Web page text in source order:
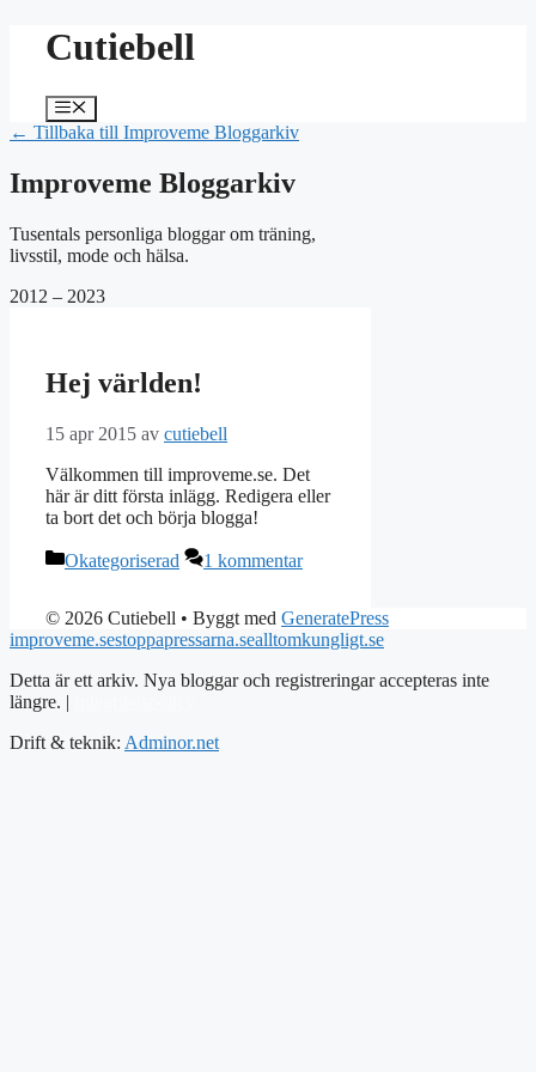
HoppaCutiebell
Meny
← Tillbaka till Improveme Bloggarkiv
Improveme Bloggarkiv
Tusentals personliga bloggar om träning,
livsstil, mode och hälsa.
2012 – 2023
Hej världen!
15 apr 2015 av cutiebell
Välkommen till improveme.se. Det
här är ditt första inlägg. Redigera eller
ta bort det och börja blogga!
Kategorier
Okategoriserad 1 kommentar
© 2026 Cutiebell • Byggt med GeneratePress
improveme.sestoppapressarna.sealltomkungligt.se
Detta är ett arkiv. Nya bloggar och registreringar accepteras inte
längre. |
Drift & teknik: Adminor.net